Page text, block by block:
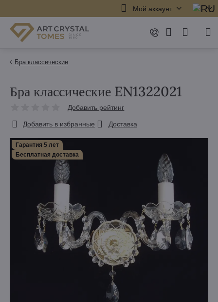
Мой аккаунт
Бра классические
Гарантия 5 лет
Бесплатная доставка
Бра классические EN1322021
Добавить рейтинг
Добавить в избранные Доставка